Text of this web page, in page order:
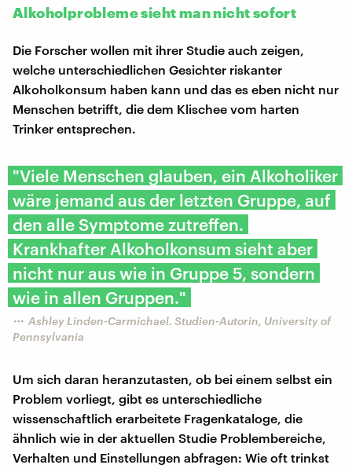
Alkoholprobleme sieht man nicht sofort
Die Forscher wollen mit ihrer Studie auch zeigen,
welche unterschiedlichen Gesichter riskanter
Alkoholkonsum haben kann und das es eben nicht nur
Menschen betrifft, die dem Klischee vom harten
Trinker entsprechen.
"Viele Menschen glauben, ein Alkoholiker
wäre jemand aus der letzten Gruppe, auf
den alle Symptome zutreffen.
Krankhafter Alkoholkonsum sieht aber
nicht nur aus wie in Gruppe 5, sondern
wie in allen Gruppen."
Ashley Linden-Carmichael. Studien-Autorin, University of
Pennsylvania
Um sich daran heranzutasten, ob bei einem selbst ein
Problem vorliegt, gibt es unterschiedliche
wissenschaftlich erarbeitete Fragenkataloge, die
ähnlich wie in der aktuellen Studie Problembereiche,
Verhalten und Einstellungen abfragen: Wie oft trinkst